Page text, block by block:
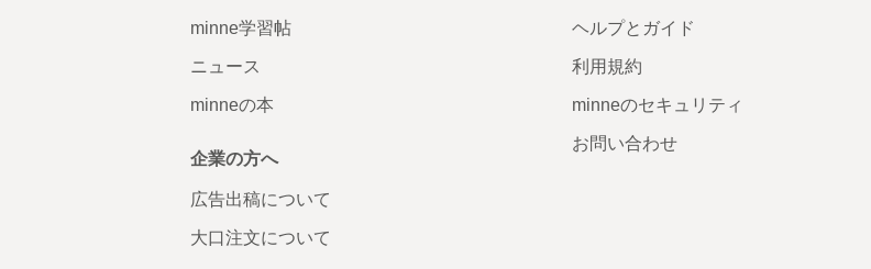
minne学習帖
ニュース
minneの本
企業の方へ
広告出稿について
大口注文について
ヘルプとガイド
利用規約
minneのセキュリティ
お問い合わせ